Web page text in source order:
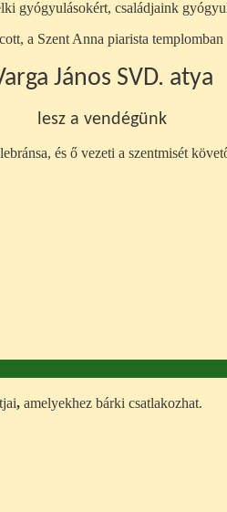
gyógyulásokért, családjaink
a Szent Anna piarista templomban
János SVD. atya
lesz a vendégünk
és ő vezeti a szentmisét
, amelyekhez bárki csatlakozhat.